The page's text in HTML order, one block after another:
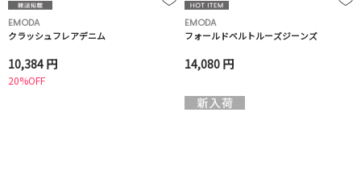
EMODA
クラッシュフレアデニム
10,384 円
20%OFF
EMODA
フォールドベルトルーズジーンズ
14,080 円